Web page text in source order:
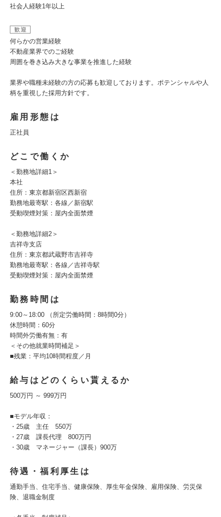
社会人経験1年以上
歓迎
何らかの営業経験
不動産業界でのご経験
周囲を巻き込み大きな事業を推進した経験
業界や職種未経験の方の応募も歓迎しております。ポテンシャルや人
柄を重視した採用方針です。
雇用形態は
正社員
どこで働くか
＜勤務地詳細1＞
本社
住所：東京都新宿区西新宿
勤務地最寄駅：各線／新宿駅
受動喫煙対策：屋内全面禁煙
＜勤務地詳細2＞
吉祥寺支店
住所：東京都武蔵野市吉祥寺
勤務地最寄駅：各線／吉祥寺駅
受動喫煙対策：屋内全面禁煙
勤務時間は
9:00～18:00 （所定労働時間：8時間0分）
休憩時間：60分
時間外労働有無：有
＜その他就業時間補足＞
■残業：平均10時間程度／月
給与はどのくらい貰えるか
500万円 ～ 999万円
■モデル年収：
・25歳 主任 550万
・27歳 課長代理 800万円
・30歳 マネージャー（課長）900万
待遇・福利厚生は
通勤手当、住宅手当、健康保険、厚生年金保険、雇用保険、労災保
険、退職金制度